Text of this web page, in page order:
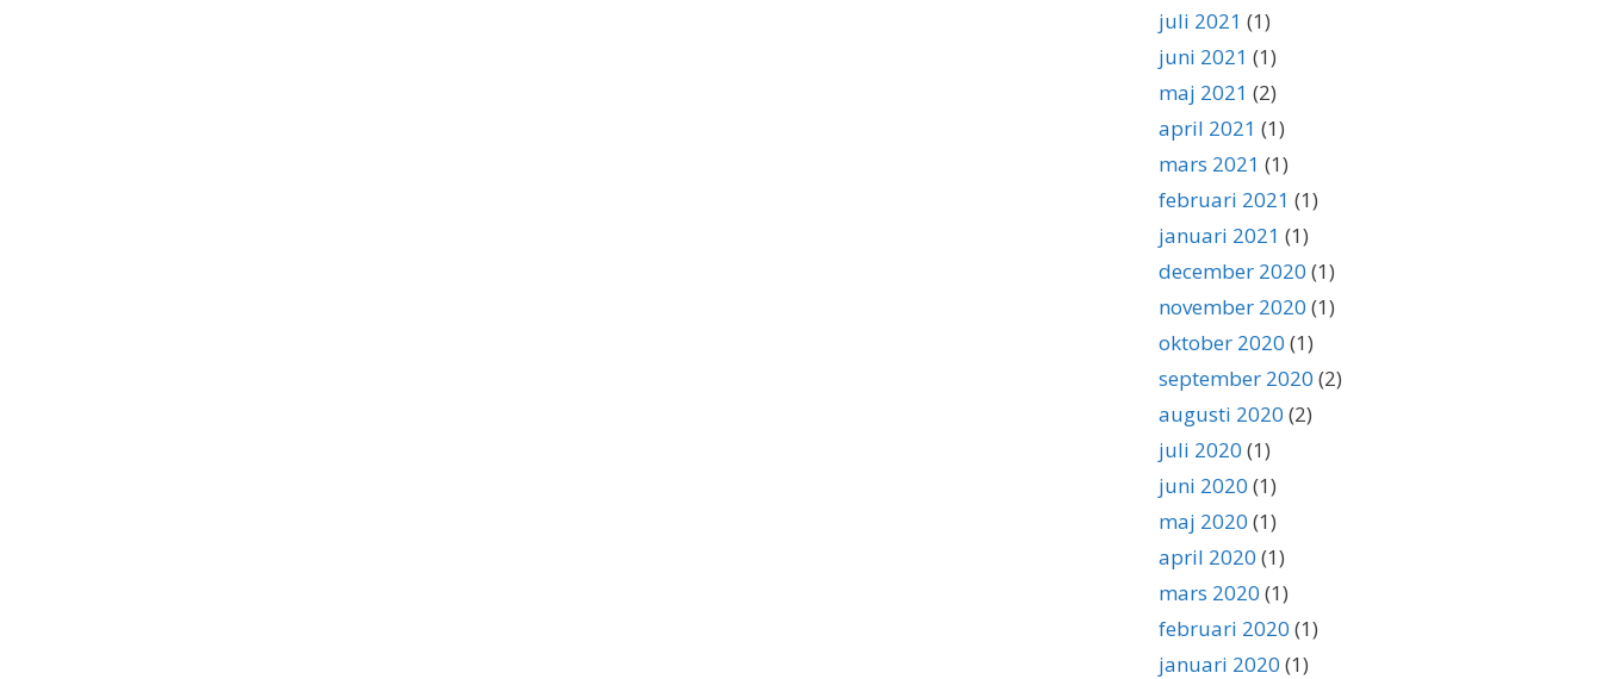
juli 2021 (1)
juni 2021 (1)
maj 2021 (2)
april 2021 (1)
mars 2021 (1)
februari 2021 (1)
januari 2021 (1)
december 2020 (1)
november 2020 (1)
oktober 2020 (1)
september 2020 (2)
augusti 2020 (2)
juli 2020 (1)
juni 2020 (1)
maj 2020 (1)
april 2020 (1)
mars 2020 (1)
februari 2020 (1)
januari 2020 (1)